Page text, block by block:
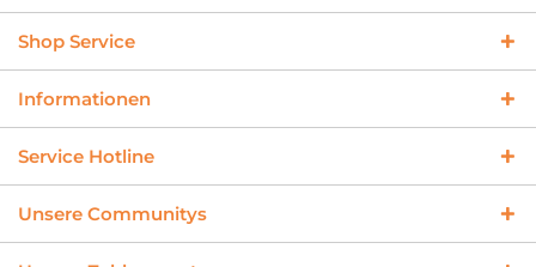
Shop Service
Informationen
Service Hotline
Unsere Communitys